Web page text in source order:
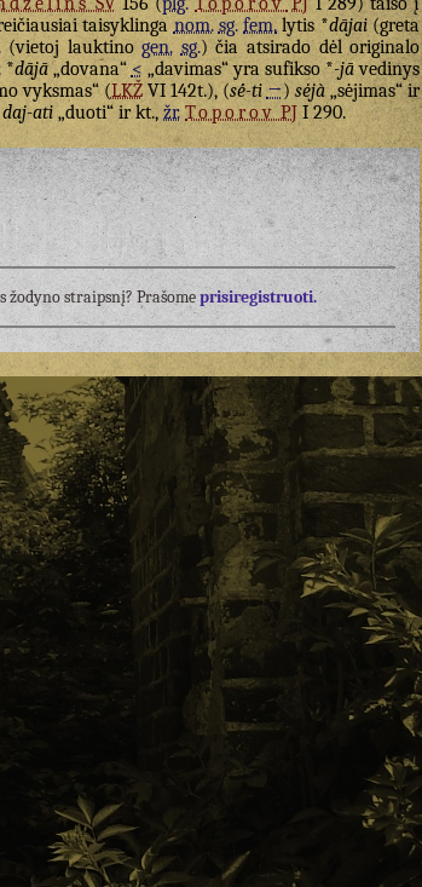
taisyklinganom. sg. fem.lytis *dājai(greta
(vietoj lauktinogen. sg.) čia atsirado dėl originalo
*dājā„dovana“<„davimas“ yra sufikso *-jāvedinys
vyksmas“ (LKŽVI 142t.), (sė́-ti →)sėjà„sėjimas“ ir
daj-ati „duoti“ ir kt., žr. ToporovPJI 290.
straipsnį? Prašomeprisiregistruoti.